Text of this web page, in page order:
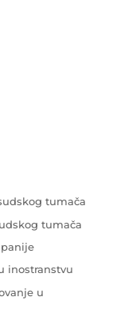
tumača
tumača
inostranstvu
u